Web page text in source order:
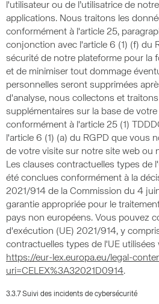
l'utilisateur ou de l’utilisatrice de
applications. Nous traitons les
conformément à l'article 25,
conjonction avec l'article 6 (1) (f) du
sécurité de notre plateforme pour la
et de minimiser tout dommage
personnelles seront supprimées
d'analyse, nous collectons et
supplémentaires sur la base de
conformément à l'article 25 (1)
l'article 6 (1) (a) du RGPD que vous
de votre visite sur notre site web ou
Les clauses contractuelles types de
été conclues conformément à la
2021/914 de la Commission du 4
garantie appropriée pour le
pays non européens. Vous pouvez
d'exécution (UE) 2021/914, y
contractuelles types de l'UE utilisées
https://eur-lex.europa.eu/legal-
uri=CELEX%3A32021D0914.
3.3.7 Suivi des incidents de cybersécurité